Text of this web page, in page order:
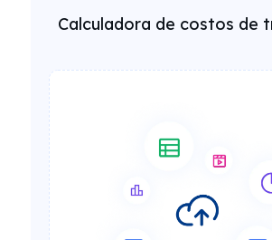
Calculadora de costos de